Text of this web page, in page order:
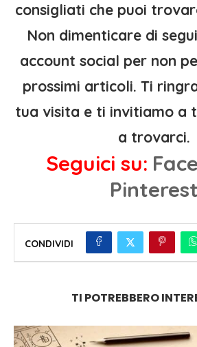
consigliati che puoi
Non dimenticare di
account social per non
prossimi articoli. Ti
tua visita e ti invitiamo a
a trovarci.
Seguici su:
Pinterest
CONDIVIDI
TI POTREBBERO